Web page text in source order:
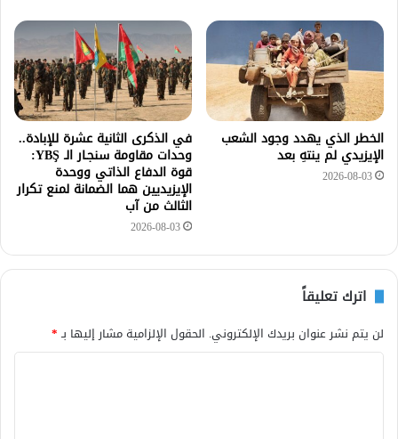
الخطر الذي يهدد وجود الشعب
الإيزيدي لم ينتهِ بعد
2026-08-03
في الذكرى الثانية عشرة للإبادة..
وحدات مقاومة سنجـار الـ YBŞ:
قوة الدفاع الذاتي ووحدة
الإيزيديين هما الضمانة لمنع تكرار
الثالث من آب
2026-08-03
اترك تعليقاً
لن يتم نشر عنوان بريدك الإلكتروني. الحقول الإلزامية مشار إليها بـ*